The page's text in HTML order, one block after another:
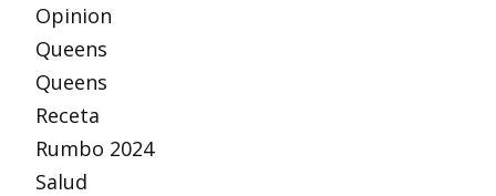
Opinion
Queens
Queens
Receta
Rumbo 2024
Salud